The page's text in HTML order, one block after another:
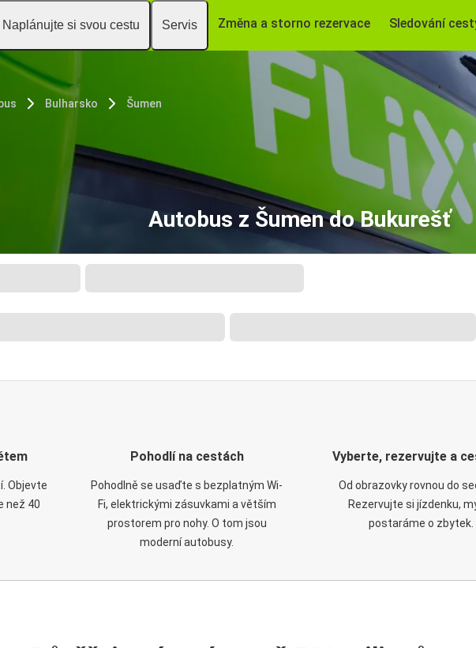
Naplánujte si svou cestu Servis Změna a storno rezervace Sledování
Bulharsko Šumen
Autobus z Šumen do Bukurešť
Objevte
než 40
Pohodlí na cestách
Pohodlně se usaďte s bezplatným Wi-
Fi, elektrickými zásuvkami a větším
prostorem pro nohy. O tom jsou
moderní autobusy.
Vyberte, rezervujte a
Od obrazovky rovnou do
Rezervujte si jízdenku,
postaráme o zbytek.